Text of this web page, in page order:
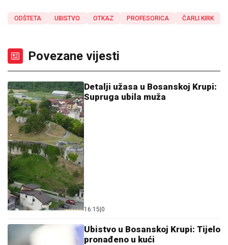
ODŠTETA UBISTVO OTKAZ PROFESORICA ČARLI KIRK
Povezane vijesti
Detalji užasa u Bosanskoj Krupi:
Supruga ubila muža
16:15 0
Ubistvo u Bosanskoj Krupi: Tijelo
pronađeno u kući